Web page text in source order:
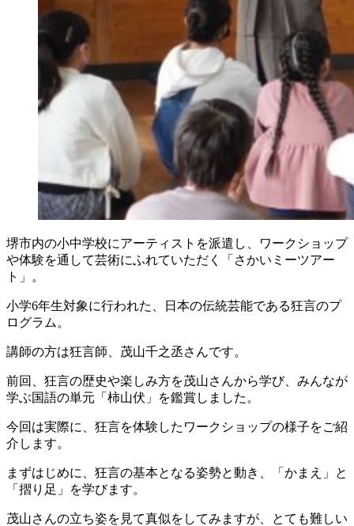
堺市内の小中学校にアーティストを派遣し、ワークショップ
や体験を通して芸術にふれていただく「さかいミーツアー
ト」。
小学6年生対象に行われた、日本の伝統芸能である狂言のプ
ログラム。
講師の方は狂言師、茂山千之丞さんです。
前回、狂言の歴史や楽しみ方を茂山さんから学び、みんなが
学ぶ国語の単元「柿山伏」を鑑賞しました。
今回は実際に、狂言を体験したワークショップの様子をご紹
介します。
まずはじめに、狂言の基本となる姿勢と動き、「かまえ」と
「摺り足」を学びます。
茂山さんの立ち姿を見て真似をしてみますが、とても難しい